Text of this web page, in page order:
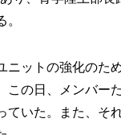
ニットの強化のた
この日、メンバー
ていた。また、そ